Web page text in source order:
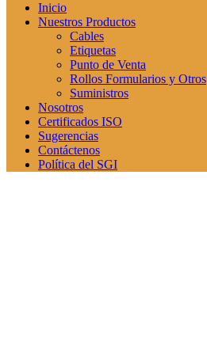
Inicio
Nuestros Productos
Cables
Etiquetas
Punto de Venta
Rollos Formularios y Otros
Suministros
Nosotros
Certificados ISO
Sugerencias
Contáctenos
Política del SGI